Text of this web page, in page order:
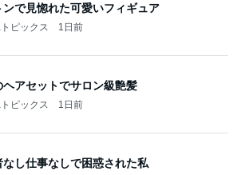
ンで見惚れた可愛いフィギュア
ピックス 1日前
ヘアセットでサロン級艶髪
ピックス 1日前
なし仕事なしで困惑された私